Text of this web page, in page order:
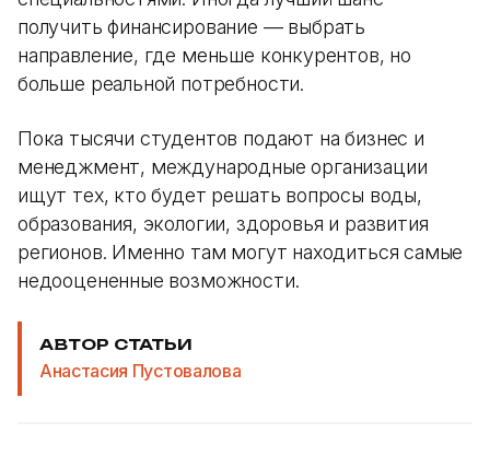
получить финансирование — выбрать
направление, где меньше конкурентов, но
больше реальной потребности.
Пока тысячи студентов подают на бизнес и
менеджмент, международные организации
ищут тех, кто будет решать вопросы воды,
образования, экологии, здоровья и развития
регионов. Именно там могут находиться самые
недооцененные возможности.
АВТОР СТАТЬИ
Анастасия Пустовалова